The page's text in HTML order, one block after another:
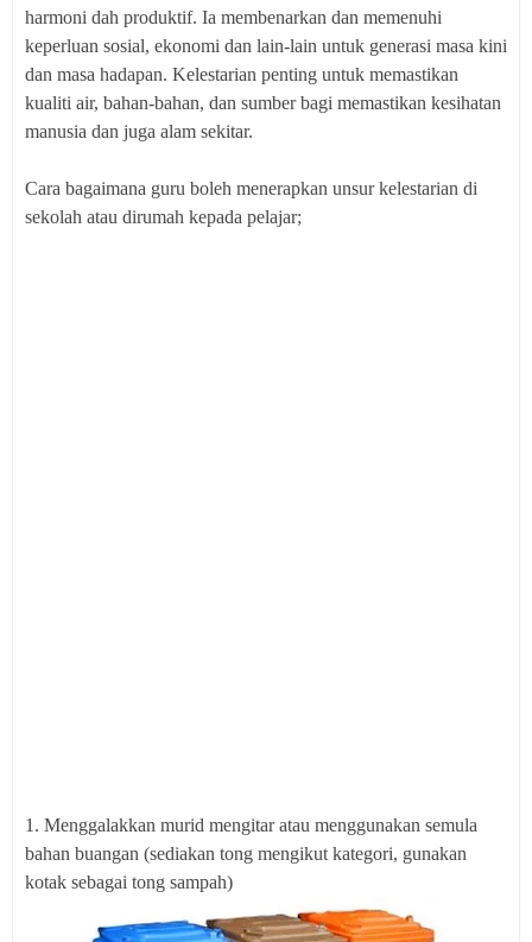
harmoni dah produktif. Ia membenarkan dan memenuhi
keperluan sosial, ekonomi dan lain-lain untuk generasi masa kini
dan masa hadapan. Kelestarian penting untuk memastikan
kualiti air, bahan-bahan, dan sumber bagi memastikan kesihatan
manusia dan juga alam sekitar.
Cara bagaimana guru boleh menerapkan unsur kelestarian di
sekolah atau dirumah kepada pelajar;
1. Menggalakkan murid mengitar atau menggunakan semula
bahan buangan (sediakan tong mengikut kategori, gunakan
kotak sebagai tong sampah)